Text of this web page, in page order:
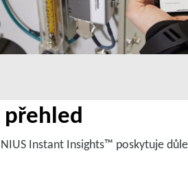
přehled
Instant Insights™ poskytuje